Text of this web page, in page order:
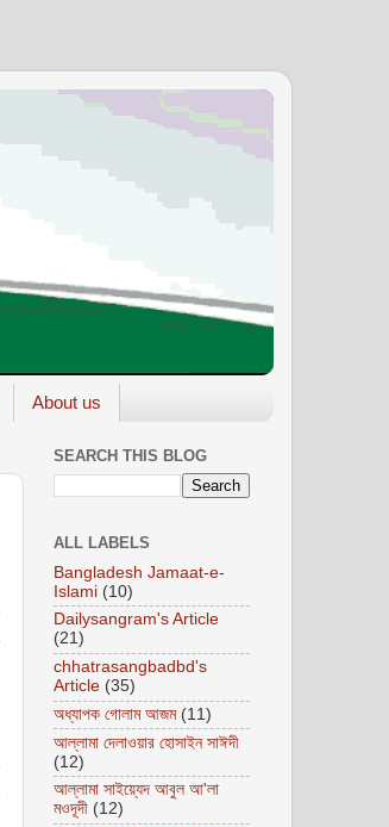
About us
SEARCH THIS BLOG
ALL LABELS
Bangladesh Jamaat-e-
Islami (10)
Dailysangram's Article
(21)
chhatrasangbadbd's
Article (35)
অধ্যাপক গোলাম আজম (11)
আল্লামা দেলাওয়ার হোসাইন সাঈদী
(12)
আল্লামা সাইয়্যেদ আবুল আ'লা
মওদূদী (12)